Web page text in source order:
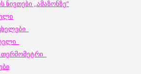
ნივთები ,,ამაზონზე”
თერმომეტრი